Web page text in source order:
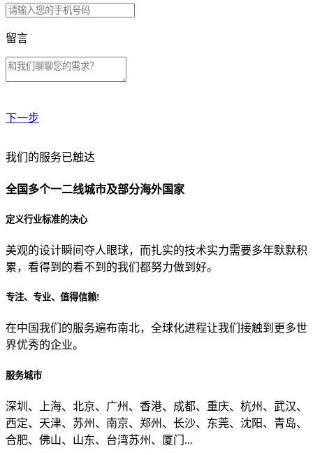
留言
下一步
贵公司预算范围是？
贵公司的团队规模是？
目前主要的营销渠道是？
我们的服务已触达
全国多个一二线城市及部分海外国家
定义行业标准的决心
美观的设计瞬间夺人眼球，而扎实的技术实力需要多年默默积
累，看得到的看不到的我们都努力做到好。
专注、专业、值得信赖!
在中国我们的服务遍布南北，全球化进程让我们接触到更多世
界优秀的企业。
服务城市
深圳、上海、北京、广州、香港、成都、重庆、杭州、武汉、
西定、天津、苏州、南京、郑州、长沙、东莞、沈阳、青岛、
合肥、佛山、山东、台湾苏州、厦门...